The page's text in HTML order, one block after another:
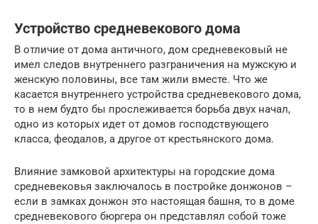
Устройство средневекового дома
В отличие от дома античного, дом средневековый не
имел следов внутреннего разграничения на мужскую и
женскую половины, все там жили вместе. Что же
касается внутреннего устройства средневекового дома,
то в нем будто бы прослеживается борьба двух начал,
одно из которых идет от домов господствующего
класса, феодалов, а другое от крестьянского дома.
Влияние замковой архитектуры на городские дома
средневековья заключалось в постройке донжонов –
если в замках донжон это настоящая башня, то в доме
средневекового бюргера он представлял собой тоже